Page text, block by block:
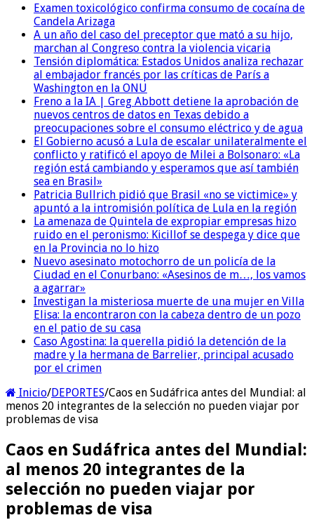
Examen toxicológico confirma consumo de cocaína de
Candela Arizaga
A un año del caso del preceptor que mató a su hijo,
marchan al Congreso contra la violencia vicaria
Tensión diplomática: Estados Unidos analiza rechazar
al embajador francés por las críticas de París a
Washington en la ONU
Freno a la IA | Greg Abbott detiene la aprobación de
nuevos centros de datos en Texas debido a
preocupaciones sobre el consumo eléctrico y de agua
El Gobierno acusó a Lula de escalar unilateralmente el
conflicto y ratificó el apoyo de Milei a Bolsonaro: «La
región está cambiando y esperamos que así también
sea en Brasil»
Patricia Bullrich pidió que Brasil «no se victimice» y
apuntó a la intromisión política de Lula en la región
La amenaza de Quintela de expropiar empresas hizo
ruido en el peronismo: Kicillof se despega y dice que
en la Provincia no lo hizo
Nuevo asesinato motochorro de un policía de la
Ciudad en el Conurbano: «Asesinos de m…, los vamos
a agarrar»
Investigan la misteriosa muerte de una mujer en Villa
Elisa: la encontraron con la cabeza dentro de un pozo
en el patio de su casa
Caso Agostina: la querella pidió la detención de la
madre y la hermana de Barrelier, principal acusado
por el crimen
Inicio/DEPORTES/Caos en Sudáfrica antes del Mundial: al
menos 20 integrantes de la selección no pueden viajar por
problemas de visa
Caos en Sudáfrica antes del Mundial:
al menos 20 integrantes de la
selección no pueden viajar por
problemas de visa